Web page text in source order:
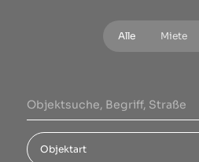
Alle Miete
Objektart